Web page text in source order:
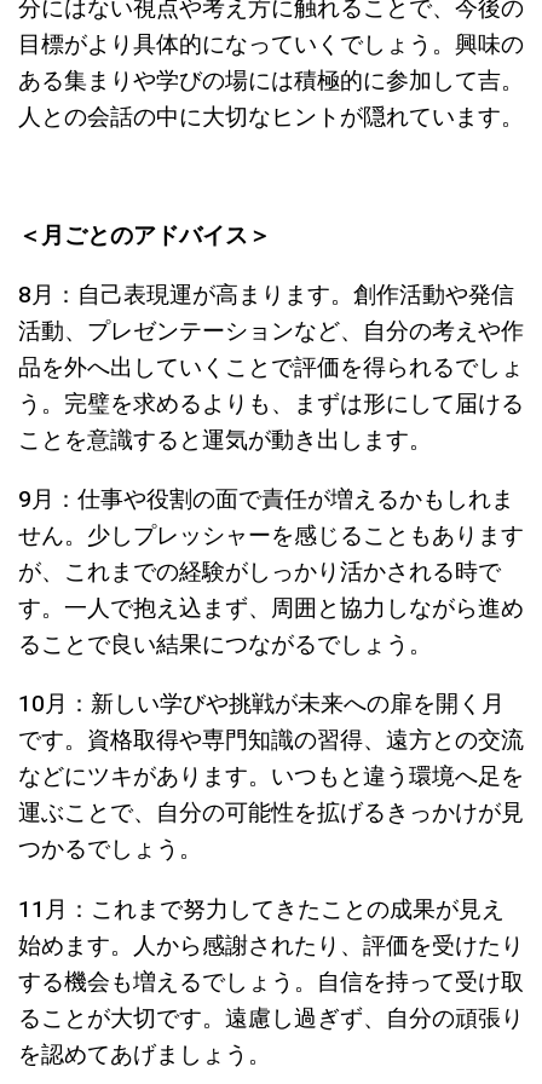
分にはない視点や考え方に触れることで、今後の
目標がより具体的になっていくでしょう。興味の
ある集まりや学びの場には積極的に参加して吉。
人との会話の中に大切なヒントが隠れています。
＜月ごとのアドバイス＞
8月：自己表現運が高まります。創作活動や発信
活動、プレゼンテーションなど、自分の考えや作
品を外へ出していくことで評価を得られるでしょ
う。完璧を求めるよりも、まずは形にして届ける
ことを意識すると運気が動き出します。
9月：仕事や役割の面で責任が増えるかもしれま
せん。少しプレッシャーを感じることもあります
が、これまでの経験がしっかり活かされる時で
す。一人で抱え込まず、周囲と協力しながら進め
ることで良い結果につながるでしょう。
10月：新しい学びや挑戦が未来への扉を開く月
です。資格取得や専門知識の習得、遠方との交流
などにツキがあります。いつもと違う環境へ足を
運ぶことで、自分の可能性を拡げるきっかけが見
つかるでしょう。
11月：これまで努力してきたことの成果が見え
始めます。人から感謝されたり、評価を受けたり
する機会も増えるでしょう。自信を持って受け取
ることが大切です。遠慮し過ぎず、自分の頑張り
を認めてあげましょう。